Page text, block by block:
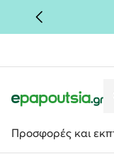
ΜΕΤΆΒΑΣΗ
Προσφορές και